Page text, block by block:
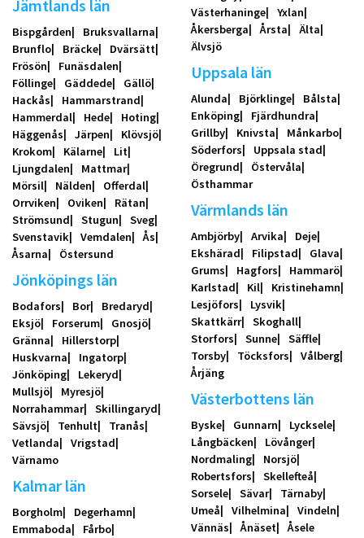
Jämtlands län
Bispgården
Bruksvallarna
Brunflo
Bräcke
Dvärsätt
Frösön
Funäsdalen
Föllinge
Gäddede
Gällö
Hackås
Hammarstrand
Hammerdal
Hede
Hoting
Häggenås
Järpen
Klövsjö
Krokom
Kälarne
Lit
Ljungdalen
Mattmar
Mörsil
Nälden
Offerdal
Orrviken
Oviken
Rätan
Strömsund
Stugun
Sveg
Svenstavik
Vemdalen
Ås
Åsarna
Östersund
Jönköpings län
Bodafors Bor
Bredaryd
Eksjö
Forserum
Gnosjö
Gränna
Hillerstorp
Huskvarna
Ingatorp
Jönköping
Lekeryd
Mullsjö
Myresjö
Norrahammar
Skillingaryd
Sävsjö
Tenhult
Tranås
Vetlanda
Vrigstad
Värnamo
Kalmar län
Borgholm
Degerhamn
Emmaboda
Fårbo
Västerhaninge
Yxlan
Åkersberga
Årsta
Älta
Älvsjö
Uppsala län
Alunda Björklinge
Bålsta
Enköping
Fjärdhundra
Grillby
Knivsta
Månkarbo
Söderfors
Uppsala stad
Öregrund
Östervåla
Östhammar
Värmlands län
Ambjörby Arvika
Deje
Ekshärad
Filipstad
Glava
Grums
Hagfors
Hammarö
Karlstad
Kil
Kristinehamn
Lesjöfors
Lysvik
Skattkärr
Skoghall
Storfors
Sunne
Säffle
Torsby
Töcksfors
Vålberg
Årjäng
Västerbottens län
Byske Gunnarn
Lycksele
Långbäcken
Lövånger
Nordmaling
Norsjö
Robertsfors
Skellefteå
Sorsele
Sävar
Tärnaby
Umeå
Vilhelmina
Vindeln
Vännäs
Ånäset Åsele